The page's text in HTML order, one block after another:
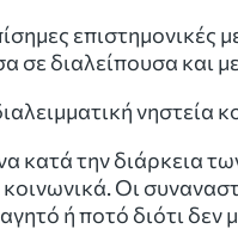
σε διαλείπουσα και
νηστεία
κατά την διάρκεια
Οι
ή ποτό διότι